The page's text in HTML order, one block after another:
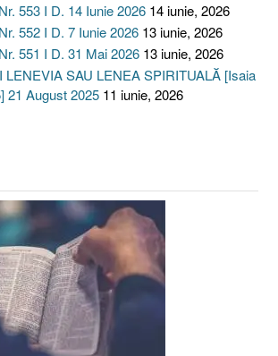
553 I D. 14 Iunie 2026 14 iunie, 2026
552 I D. 7 Iunie 2026 13 iunie, 2026
551 I D. 31 Mai 2026 13 iunie, 2026
LENEVIA SAU LENEA SPIRITUALĂ [Isaia
21 August 2025 11 iunie, 2026